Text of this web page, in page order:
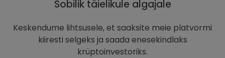
Sobilik täielikule algajale
Keskendume lihtsusele, et saaksite meie platvormi
kiiresti selgeks ja saada enesekindlaks
krüptoinvestoriks.